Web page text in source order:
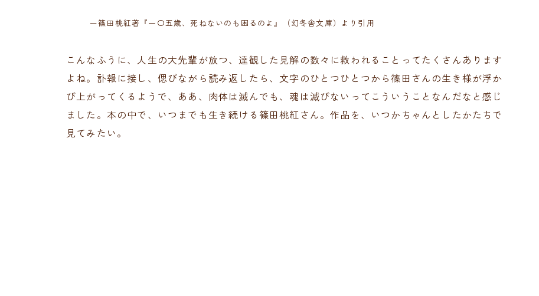
ー篠田桃紅著『一〇五歳、死ねないのも困るのよ』（幻冬舎文庫）より引用
こんなふうに、人生の大先輩が放つ、達観した見解の数々に救われることってたくさんあります
よね。訃報に接し、偲びながら読み返したら、文字のひとつひとつから篠田さんの生き様が浮か
び上がってくるようで、ああ、肉体は滅んでも、魂は滅びないってこういうことなんだなと感じ
ました。本の中で、いつまでも生き続ける篠田桃紅さん。作品を、いつかちゃんとしたかたちで
見てみたい。